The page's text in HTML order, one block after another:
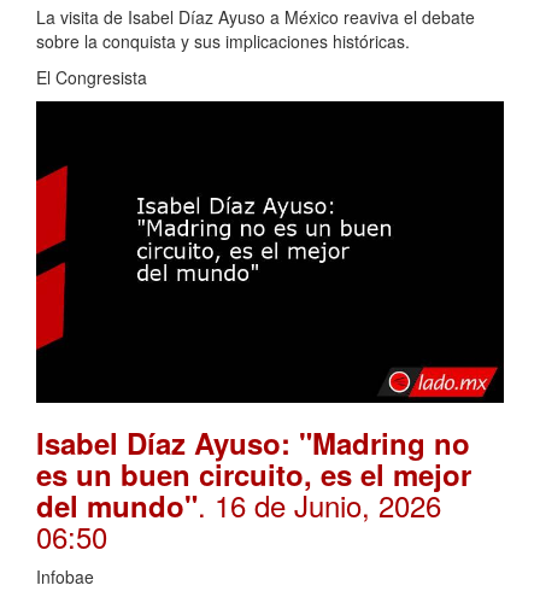
La visita de Isabel Díaz Ayuso a México reaviva el debate
sobre la conquista y sus implicaciones históricas.
El Congresista
Isabel Díaz Ayuso: "Madring no
es un buen circuito, es el mejor
del mundo". 16 de Junio, 2026
06:50
Infobae